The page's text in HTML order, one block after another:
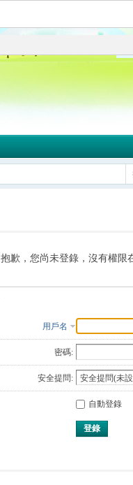
抱歉，您尚未登錄，沒有權限
用戶名
密碼:
安全提問:
自動登錄
登錄